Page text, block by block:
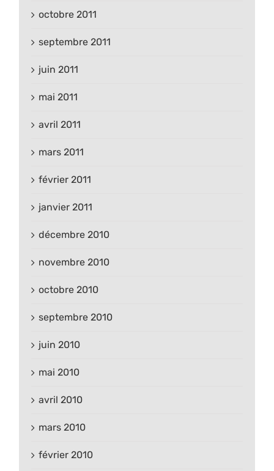
octobre 2011
septembre 2011
juin 2011
mai 2011
avril 2011
mars 2011
février 2011
janvier 2011
décembre 2010
novembre 2010
octobre 2010
septembre 2010
juin 2010
mai 2010
avril 2010
mars 2010
février 2010